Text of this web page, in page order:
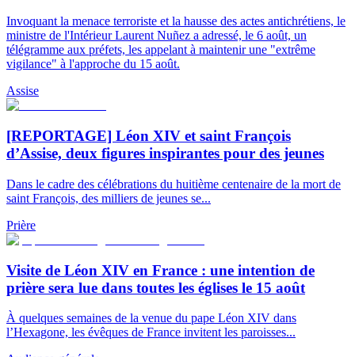
Invoquant la menace terroriste et la hausse des actes antichrétiens, le
ministre de l'Intérieur Laurent Nuñez a adressé, le 6 août, un
télégramme aux préfets, les appelant à maintenir une "extrême
vigilance" à l'approche du 15 août.
Assise
[REPORTAGE] Léon XIV et saint François
d’Assise, deux figures inspirantes pour des jeunes
Dans le cadre des célébrations du huitième centenaire de la mort de
saint François, des milliers de jeunes se...
Prière
Visite de Léon XIV en France : une intention de
prière sera lue dans toutes les églises le 15 août
À quelques semaines de la venue du pape Léon XIV dans
l’Hexagone, les évêques de France invitent les paroisses...